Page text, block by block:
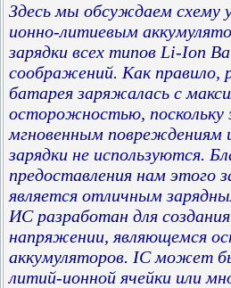
Здесь мы обсуждаем схему
ионно-литиевым
зарядки всех типов Li-Ion
соображений. Как правило,
батарея заряжалась с
осторожностью,
мгновенным повреждениям
зарядки не используются.
предоставления нам этого
является отличным
ИС разработан для
напряжении, являющемся
аккумуляторов. IC может
литий-ионной ячейки или